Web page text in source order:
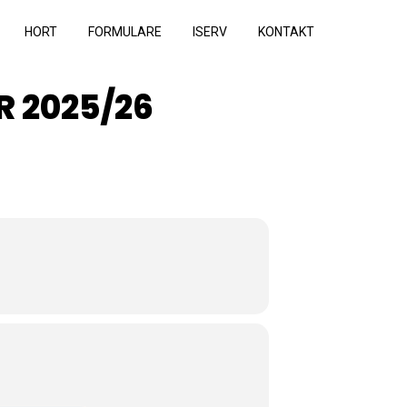
HORT FORMULARE ISERV KONTAKT
2025/26